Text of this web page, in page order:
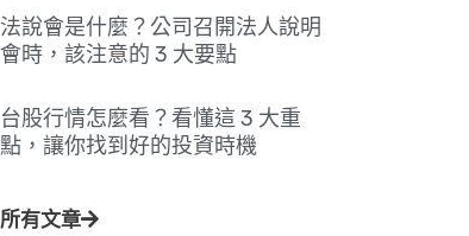
法說會是什麼？公司召開法人說明
會時，該注意的 3 大要點
台股行情怎麼看？看懂這 3 大重
點，讓你找到好的投資時機
所有文章